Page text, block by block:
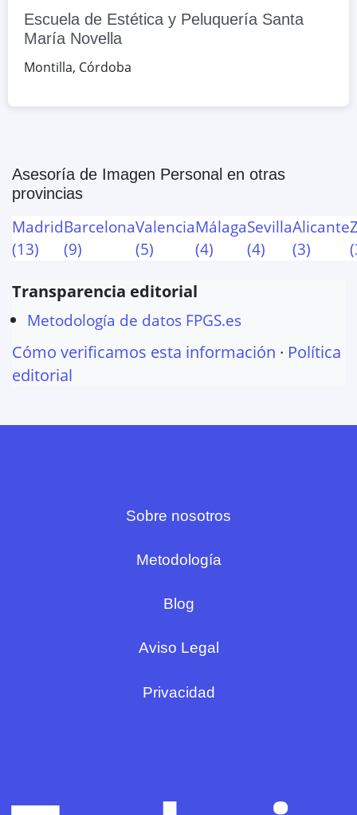
Escuela de Estética y Peluquería Santa
María Novella
Montilla, Córdoba
Asesoría de Imagen Personal en otras
provincias
Madrid
(13)
Barcelona
(9)
Valencia
(5)
Málaga
(4)
Sevilla
(4)
Alicante
(3)
(
Transparencia editorial
Metodología de datos FPGS.es
Cómo verificamos esta información · Política
editorial
Sobre nosotros
Metodología
Blog
Aviso Legal
Privacidad